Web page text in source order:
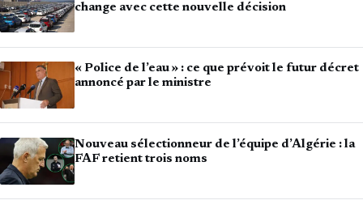
change avec cette nouvelle décision
« Police de l’eau » : ce que prévoit le futur décret
annoncé par le ministre
Nouveau sélectionneur de l’équipe d’Algérie : la
FAF retient trois noms